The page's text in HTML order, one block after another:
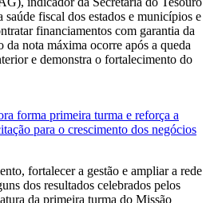
fiscal dos estados e municípios e
financiamentos com garantia da
da nota máxima ocorre após a queda
e demonstra o fortalecimento do
forma primeira turma e reforça a
para o crescimento dos negócios
fortalecer a gestão e ampliar a rede
dos resultados celebrados pelos
da primeira turma do Missão